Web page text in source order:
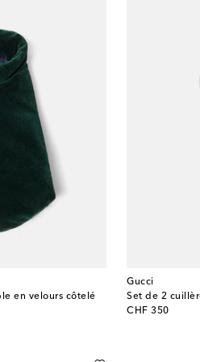
en velours côtelé
Gucci
Set de 2
CHF 350
original price